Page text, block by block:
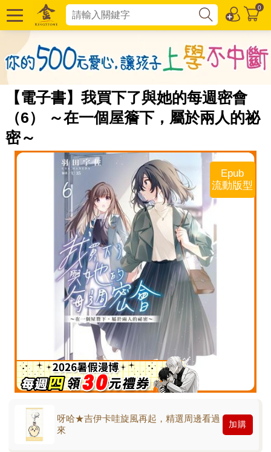
0
【電子書】我買下了與她的每週密會
（6） ～在一個屋簷下，屬於兩人的祕
密～
Epub
流動版型
呀哈★吉伊卡哇旋風再起，精選周邊看過
來
加購